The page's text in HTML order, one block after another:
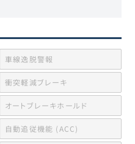
車線逸脱警報
衝突軽減ブレーキ
オートブレーキホールド
自動追従機能 (ACC)